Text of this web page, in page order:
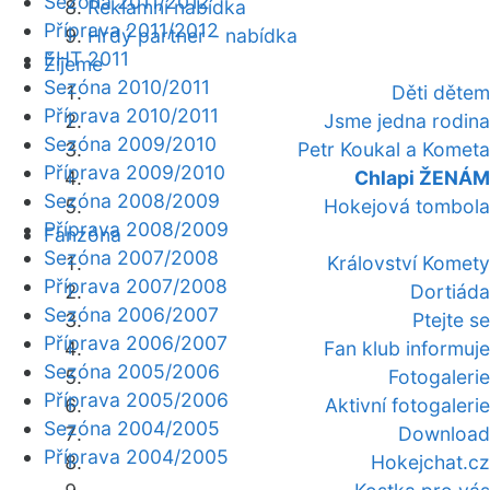
Reklamní nabídka
Hrdý partner - nabídka
Žijeme
Děti dětem
Jsme jedna rodina
Petr Koukal a Kometa
Chlapi ŽENÁM
Hokejová tombola
Fanzóna
Království Komety
Dortiáda
Ptejte se
Fan klub informuje
Fotogalerie
Aktivní fotogalerie
Download
Hokejchat.cz
Příprava 2011/2012
EHT 2011
Sezóna 2010/2011
Příprava 2010/2011
Sezóna 2009/2010
Příprava 2009/2010
Sezóna 2008/2009
Příprava 2008/2009
Sezóna 2007/2008
Příprava 2007/2008
Sezóna 2006/2007
Příprava 2006/2007
Sezóna 2005/2006
Příprava 2005/2006
Sezóna 2004/2005
Příprava 2004/2005